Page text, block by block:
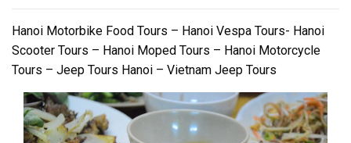
Hanoi Motorbike Food Tours – Hanoi Vespa Tours- Hanoi
Scooter Tours – Hanoi Moped Tours – Hanoi Motorcycle
Tours – Jeep Tours Hanoi – Vietnam Jeep Tours